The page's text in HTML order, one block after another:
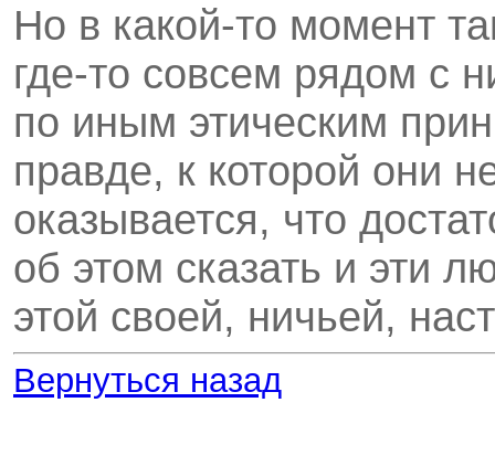
Но в какой-то момент
где-то совсем рядом с
по иным этическим
правде, к которой они
оказывается, что
об этом сказать и эти
этой своей, ничьей,
Вернуться назад